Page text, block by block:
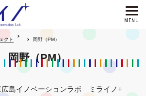
クト 岡野（PM）
岡野（PM）
広島イノベーションラボ ミライノ+